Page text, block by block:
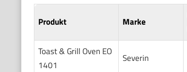
Produkt Marke
Toast & Grill Oven EO
1401
Severin